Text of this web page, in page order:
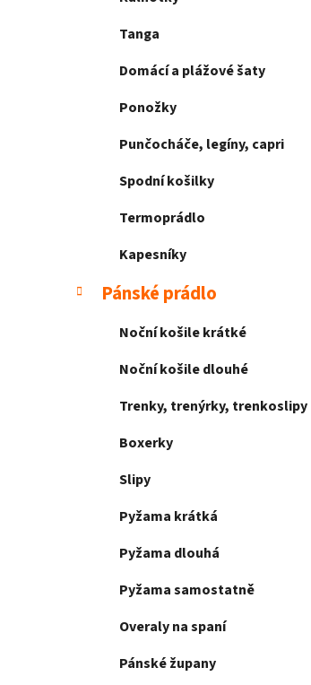
Tanga
Domácí a plážové šaty
Ponožky
Punčocháče, legíny, capri
Spodní košilky
Termoprádlo
Kapesníky
Pánské prádlo
Noční košile krátké
Noční košile dlouhé
Trenky, trenýrky, trenkoslipy
Boxerky
Slipy
Pyžama krátká
Pyžama dlouhá
Pyžama samostatně
Overaly na spaní
Pánské župany